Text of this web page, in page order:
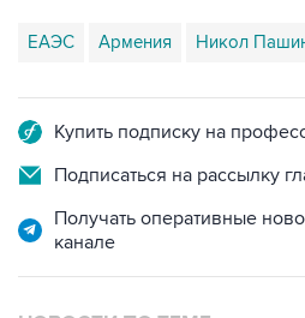
ЕАЭС Армения Никол
Купить подписку на
Подписаться на рассылку
Получать оперативные
канале